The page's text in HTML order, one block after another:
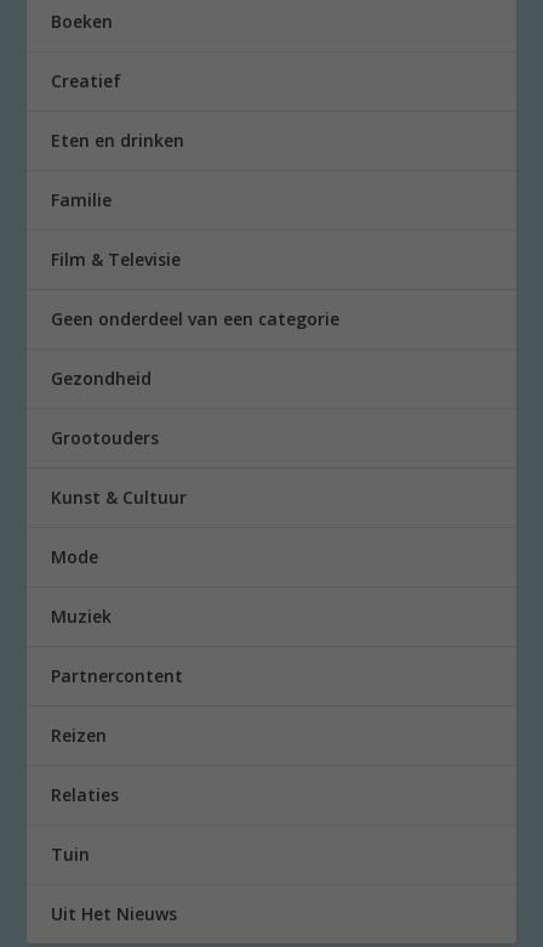
Boeken
Creatief
Eten en drinken
Familie
Film & Televisie
Geen onderdeel van een categorie
Gezondheid
Grootouders
Kunst & Cultuur
Mode
Muziek
Partnercontent
Reizen
Relaties
Tuin
Uit Het Nieuws